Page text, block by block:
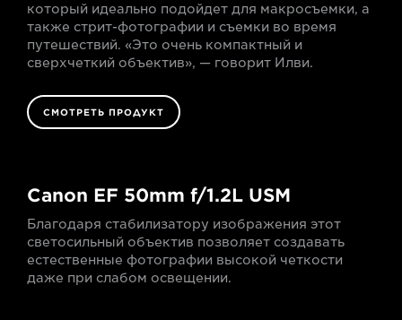
который идеально подойдет для макросъемки, а
также стрит-фотографии и съемки во время
путешествий. «Это очень компактный и
сверхчеткий объектив», — говорит Илви.
СМОТРЕТЬ ПРОДУКТ
Canon EF 50mm f/1.2L USM
Благодаря стабилизатору изображения этот
светосильный объектив позволяет создавать
естественные фотографии высокой четкости
даже при слабом освещении.